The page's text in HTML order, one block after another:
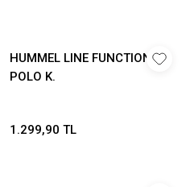
HUMMEL LINE FUNCTIONAL
POLO K.
1.299,90 TL